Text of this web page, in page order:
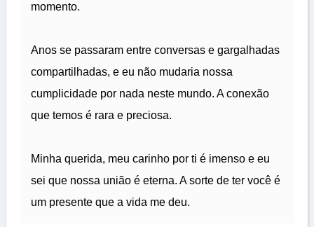
momento.
Anos se passaram entre conversas e gargalhadas
compartilhadas, e eu não mudaria nossa
cumplicidade por nada neste mundo. A conexão
que temos é rara e preciosa.
Minha querida, meu carinho por ti é imenso e eu
sei que nossa união é eterna. A sorte de ter você é
um presente que a vida me deu.